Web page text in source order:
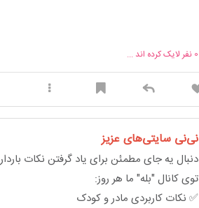
0 نفر لایک کرده اند ...
نی‌نی سایتی‌های عزیز
دنبال یه جای مطمئن برای یاد گرفتن نکات
توی کانال "بله" ما هر روز:
✅ نکات کاربردی مادر و کودک